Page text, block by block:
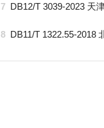
7 DB12/T 3039-2023 天津市农产品批发市场食
8 DB11/T 1322.55-2018 北京市安全生产等级评定